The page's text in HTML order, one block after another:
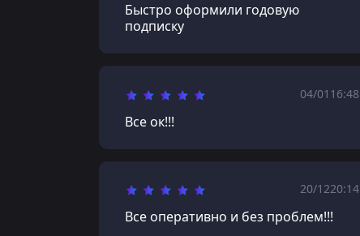
Быстро оформили годовую
подписку
04/01 16:48
Все ок!!!
20/1220:14
Все оперативно и без проблем!!!